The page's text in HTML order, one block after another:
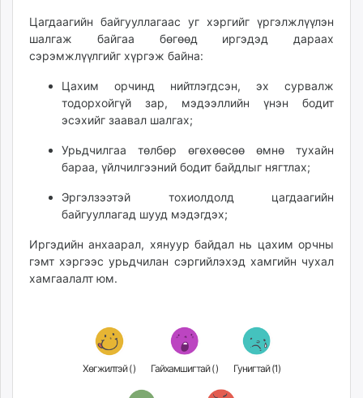
isee.mn
itoim.mn
tumen.mn
times.mn
tvmongolia.mn
mass.mn
unegui.mn
toim.mn
Цагдаагийн байгууллагаас уг хэргийг үргэлжлүүлэн
шалгаж байгаа бөгөөд иргэдэд дараах
сэрэмжлүүлгийг хүргэж байна:
Цахим орчинд нийтлэгдсэн, эх сурвалж
тодорхойгүй зар, мэдээллийн үнэн бодит
эсэхийг заавал шалгах;
Урьдчилгаа төлбөр өгөхөөсөө өмнө тухайн
бараа, үйлчилгээний бодит байдлыг нягтлах;
Эргэлзээтэй тохиолдолд цагдаагийн
байгууллагад шууд мэдэгдэх;
Иргэдийн анхаарал, хянуур байдал нь цахим орчны
гэмт хэргээс урьдчилан сэргийлэхэд хамгийн чухал
хамгаалалт юм.
Хөгжилтэй () Гайхамшигтай () Гунигтай (1)